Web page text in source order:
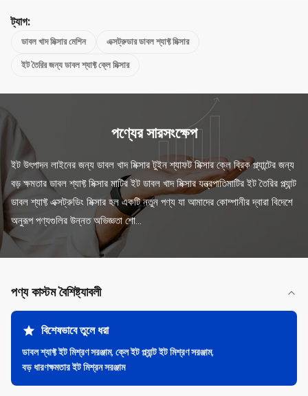
ট্যাগ:
ডাবল খাদ মিক্সার মেশিন এক্সট্রুডার ডাবল শ্যাফ্ট মিক্সার
ইট তৈরির জন্য ডাবল শ্যাফ্ট ক্লে মিক্সার
পণ্যের সারসংক্ষেপ
ইট উৎপাদন লাইনের জন্য ডাবল খাদ মিক্সার টুইন শ্যাফট মিক্সার ক্লে ব্রিক প্ল্যান্টের জন্য
বড় ক্ষমতার ডাবল শ্যাফ্ট মিক্সার মাটির ইট ডাবল খাদ মিক্সার যন্ত্রপাতিমাটির ইট তৈরির প্ল্যান্ট
ডাবল শ্যাফ্ট এক্সট্রুডিং মিক্সার হল একটি নতুন পণ্য যা আমাদের কোম্পানীর দ্বারা বিদেশে
অনুরূপ পণ্যগুলির উন্নত অভিজ্ঞতা শো...
পণ্য কাস্টম বৈশিষ্ট্যাবলী
বিশেষভাবে তুলে ধরা
ডাবল শ্যাফ্ট ইট মিশ্রণ সরঞ্জাম, ক্লে ইট প্ল্যান্ট ইট মিশ্রণ সরঞ্জাম,
বড় ধারণক্ষমতার ইট মিশ্রন সরঞ্জাম